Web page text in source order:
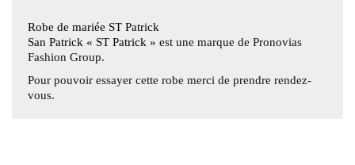
Robe de mariée ST Patrick
San Patrick « ST Patrick » est une marque de Pronovias
Fashion Group.
Pour pouvoir essayer cette robe merci de prendre rendez-
vous.